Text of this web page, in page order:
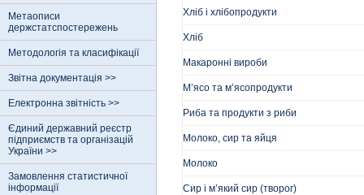
Метаописи
держстатспостережень
Методологія та класифікації
Звітна документація >>
Електронна звітність >>
Єдиний державний реєстр
пiдприємств та органiзацiй
України >>
Замовлення статистичної
інформації
Хліб і хлібопродукти
Хліб
Макаронні вироби
М’ясо та м’ясопродукти
Риба та продукти з риби
Молоко, сир та яйця
Молоко
Сир і м’який сир (творог)